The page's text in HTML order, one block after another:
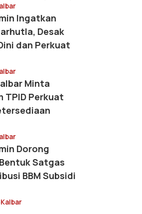
Ingatkan
Desak
dan Perkuat
Minta
TPID Perkuat
Dorong
Satgas
BBM Subsidi
Kalbar